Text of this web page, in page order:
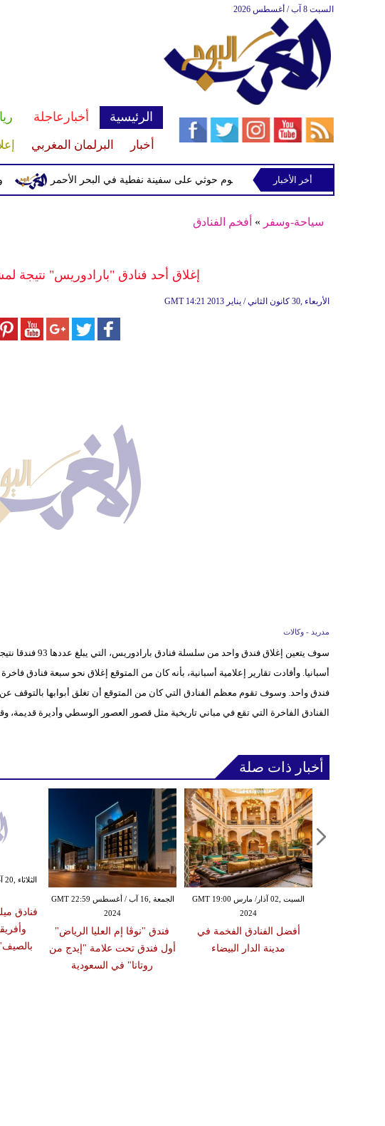
السبت 8 آب / أغسطس 2026
الرئيسية أخبارعاجلة
أخبار البرلمان المغربي
وفاة إحباط هجوم حوثي على سفينة نفطية في البحر الأحمر
أخر الأخبار
سياحة-وسفر » أفخم الفنادق
إغلاق أحد فنادق "بارادوريس" نتيجة
GMT 14:21 2013 الأربعاء ,30 كانون الثاني / يناير
مدريد - وكالات
سوف يتعين إغلاق
أسبانيا. وأفادت تقارير إعلامية أسبانية، بأنه كان من المتوقع إغلاق نحو سبعة فنادق
فندق واحد. وسوف تقوم معظم الفنادق التي كان من المتوقع أن تغلق أبوابها بالتوقف
الفنادق الفاخرة التي تقع في مباني تاريخية مثل قصور العصور الوسطي وأديرة قديمة،
أخبار ذات صلة
فنادق
الجمعة ,16 آب / أغسطس GMT 22:59
2024
فندق "نوڤا إم العليا الرياض"
أول فندق تحت علامة "إيدج من
روتانا" في السعودية
السبت ,02 آذار/ مارس GMT 19:00
2024
أفضل الفنادق الفخمة في
مدينة الدار البيضاء